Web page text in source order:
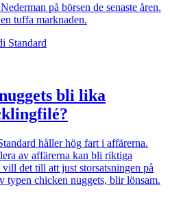
på börsen de senaste åren.
tuffa marknaden.
Standard
bli lika
håller hög fart i affärerna.
av affärerna kan bli riktiga
det till att just storsatsningen på
typen chicken nuggets, blir lönsam.